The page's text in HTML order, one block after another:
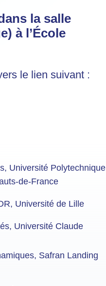
la salle
à l’École
le lien suivant :
Université Polytechnique
de-France
Université de Lille
Université Claude
Safran Landing